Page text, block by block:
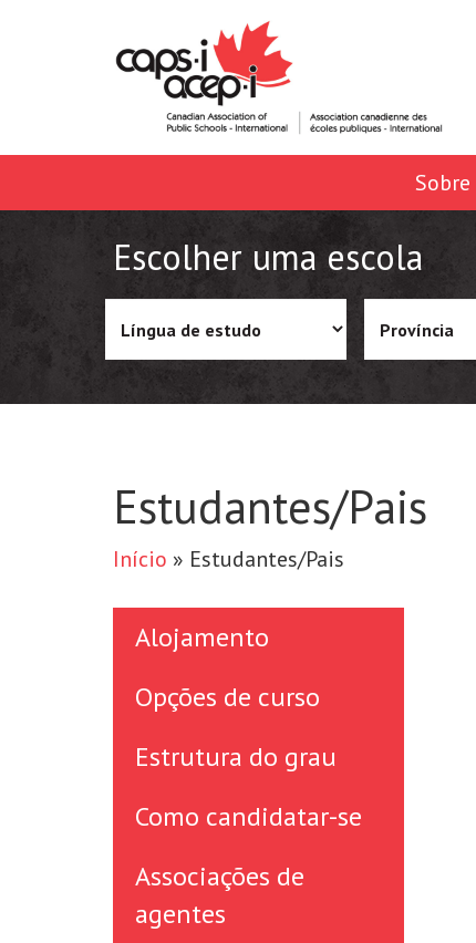
Sobre
Escolher uma escola
Estudantes/Pais
Início » Estudantes/Pais
Alojamento
Opções de curso
Estrutura do grau
Como candidatar-se
Associações de
agentes